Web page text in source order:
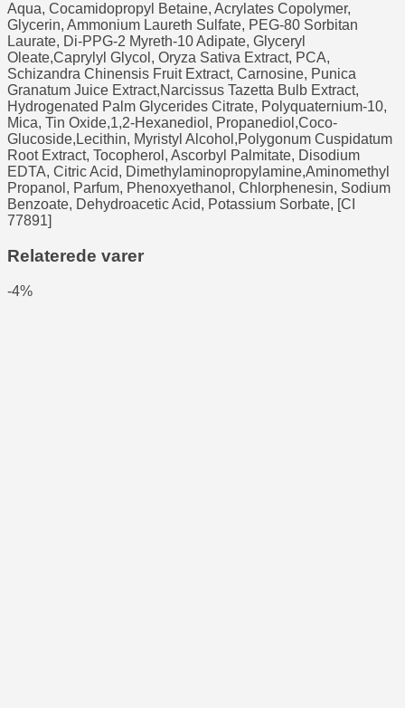
Aqua, Cocamidopropyl Betaine, Acrylates Copolymer,
Glycerin, Ammonium Laureth Sulfate, PEG-80 Sorbitan
Laurate, Di-PPG-2 Myreth-10 Adipate, Glyceryl
Oleate,Caprylyl Glycol, Oryza Sativa Extract, PCA,
Schizandra Chinensis Fruit Extract, Carnosine, Punica
Granatum Juice Extract,Narcissus Tazetta Bulb Extract,
Hydrogenated Palm Glycerides Citrate, Polyquaternium-10,
Mica, Tin Oxide,1,2-Hexanediol, Propanediol,Coco-
Glucoside,Lecithin, Myristyl Alcohol,Polygonum Cuspidatum
Root Extract, Tocopherol, Ascorbyl Palmitate, Disodium
EDTA, Citric Acid, Dimethylaminopropylamine,Aminomethyl
Propanol, Parfum, Phenoxyethanol, Chlorphenesin, Sodium
Benzoate, Dehydroacetic Acid, Potassium Sorbate, [CI
77891]
Relaterede varer
-4%